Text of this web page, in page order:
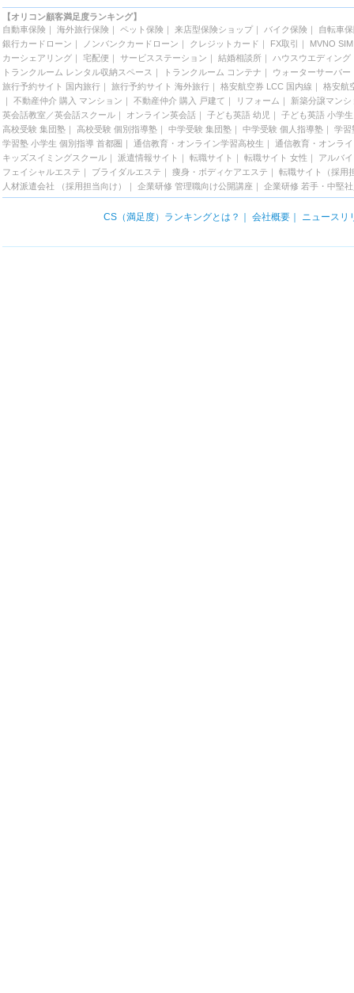
【オリコン顧客満足度ランキング】
自動車保険｜ 海外旅行保険｜ ペット保険｜ 来店型保険ショップ｜ バイク保険｜
自転車
銀行カードローン ｜ ノンバンクカードローン ｜ クレジットカード ｜ FX取引 ｜ MVNO SIM
カーシェアリング｜ 宅配便 ｜ サービスステーション ｜ 結婚相談所｜ ハウスウエディング
トランクルーム レンタル収納スペース ｜ トランクルーム コンテナ ｜ ウォーターサーバー
旅行予約サイト 国内旅行｜ 旅行予約サイト 海外旅行｜ 格安航空券 LCC 国内線 ｜ 格安航
｜ 不動産仲介 購入 マンション ｜ 不動産仲介 購入 戸建て ｜ リフォーム ｜
新築分譲マンシ
英会話教室／英会話スクール｜ オンライン英会話 ｜ 子ども英語 幼児 ｜ 子ども英語 小学生
高校受験 集団塾｜ 高校受験 個別指導塾｜ 中学受験 集団塾｜ 中学受験 個人指導塾｜ 学習
学習塾 小学生 個別指導 首都圏 ｜ 通信教育・オンライン学習高校生 ｜
通信教育・オンラ
キッズスイミングスクール｜ 派遣情報サイト ｜ 転職サイト ｜ 転職サイト 女性 ｜
アルバ
フェイシャルエステ ｜ ブライダルエステ ｜ 痩身・ボディケアエステ ｜ 転職サイト（採用
人材派遣会社 （採用担当向け）
｜ 企業研修 管理職向け公開講座 ｜ 企業研修 若手・中堅
CS（満足度）ランキングとは？ 会社概要｜ ニュースリ